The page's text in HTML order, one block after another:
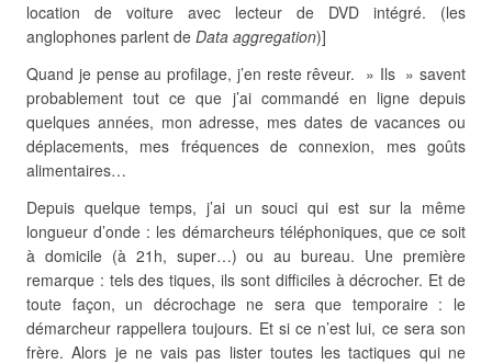
location de voiture avec lecteur de DVD intégré. (les
anglophones parlent de Data aggregation)]
Quand je pense au profilage, j’en reste rêveur. » Ils » savent
probablement tout ce que j’ai commandé en ligne depuis
quelques années, mon adresse, mes dates de vacances ou
déplacements, mes fréquences de connexion, mes goûts
alimentaires…
Depuis quelque temps, j’ai un souci qui est sur la même
longueur d’onde : les démarcheurs téléphoniques, que ce soit
à domicile (à 21h, super…) ou au bureau. Une première
remarque : tels des tiques, ils sont difficiles à décrocher. Et de
toute façon, un décrochage ne sera que temporaire : le
démarcheur rappellera toujours. Et si ce n’est lui, ce sera son
frère. Alors je ne vais pas lister toutes les tactiques qui ne